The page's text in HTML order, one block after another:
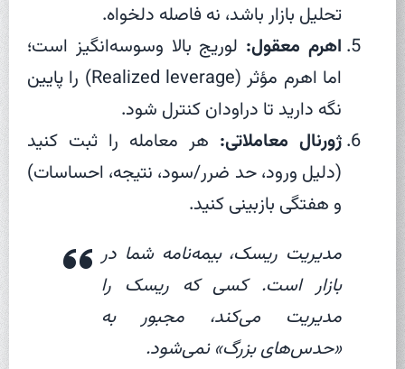
تحلیل بازار باشد، نه فاصله دلخواه.
اهرم معقول: لوریج بالا وسوسه‌انگیز است؛
اما اهرم مؤثر (Realized leverage) را پایین
نگه دارید تا دراودان کنترل شود.
ژورنال معاملاتی: هر معامله را ثبت کنید
(دلیل ورود، حد ضرر/سود، نتیجه، احساسات)
و هفتگی بازبینی کنید.
مدیریت ریسک، بیمه‌نامه شما در
بازار است. کسی که ریسک را
مدیریت می‌کند، مجبور به
«حدس‌های بزرگ» نمی‌شود.